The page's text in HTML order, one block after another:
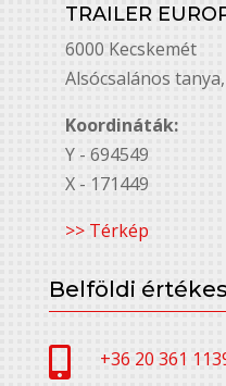
TRAILER
6000 Kecskemét
Alsó￳csalános
Koordináták:
Y - 694549
X - 171449
>> Térkép
Belföldi
 +36 20 361